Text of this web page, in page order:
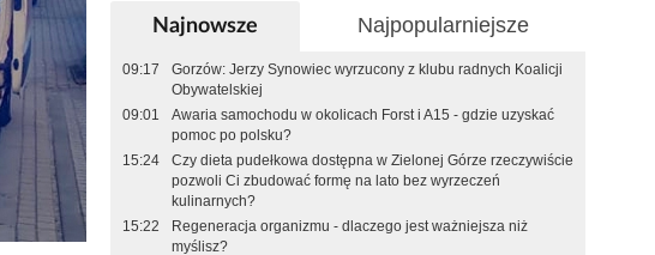
Najnowsze Najpopularniejsze
09:17
Gorzów: Jerzy Synowiec wyrzucony z klubu radnych Koalicji
Obywatelskiej
09:01
Awaria samochodu w okolicach Forst i A15 - gdzie uzyskać
pomoc po polsku?
15:24
Czy dieta pudełkowa dostępna w Zielonej Górze rzeczywiście
pozwoli Ci zbudować formę na lato bez wyrzeczeń
kulinarnych?
15:22
Regeneracja organizmu - dlaczego jest ważniejsza niż
myślisz?